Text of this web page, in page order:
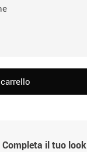
Completa il tuo look